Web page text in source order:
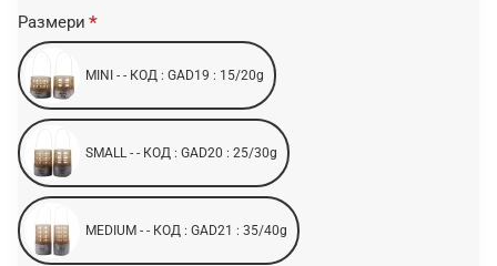
Размери
MINI - - КОД : GAD19 : 15/20g
SMALL - - КОД : GAD20 : 25/30g
MEDIUM - - КОД : GAD21 : 35/40g